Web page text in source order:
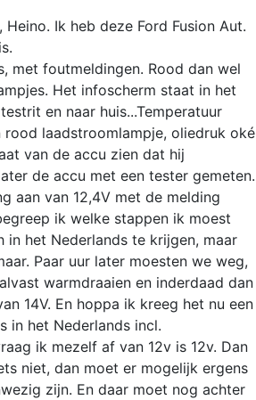
Ik heb deze Ford Fusion Aut.
met foutmeldingen. Rood dan wel
Het infoscherm staat in het
en naar huis...Temperatuur
rood laadstroomlampje, oliedruk oké
van de accu zien dat hij
de accu met een tester gemeten.
aan van 12,4V met de melding
ik welke stappen ik moest
in het Nederlands te krijgen, maar
Paar uur later moesten we weg,
warmdraaien en inderdaad dan
14V. En hoppa ik kreeg het nu een
in het Nederlands incl.
ik mezelf af van 12v is 12v. Dan
niet, dan moet er mogelijk ergens
zijn. En daar moet nog achter